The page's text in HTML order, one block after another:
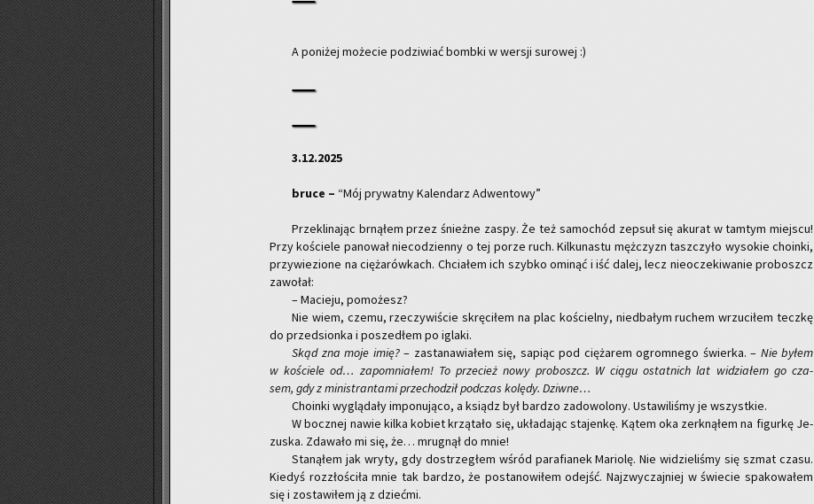
A po­ni­żej mo­że­cie po­dzi­wiać bomb­ki w wer­sji su­ro­wej :)
3.12.2025
bruce – “Mój pry­wat­ny Ka­len­darz Ad­wen­to­wy”
Prze­kli­na­jąc brną­łem przez śnież­ne zaspy. Że też sa­mo­chód ze­psuł się aku­rat w tam­tym miej­scu!
Przy ko­ście­le pa­no­wał nie­co­dzien­ny o tej porze ruch. Kil­ku­na­stu męż­czyzn tasz­czy­ło wy­so­kie cho­in­ki,
przy­wie­zio­ne na cię­ża­rów­kach. Chcia­łem ich szyb­ko omi­nąć i iść dalej, lecz nie­ocze­ki­wa­nie pro­boszcz
za­wo­łał:
– Ma­cie­ju, po­mo­żesz?
Nie wiem, czemu, rze­czy­wi­ście skrę­ci­łem na plac ko­ściel­ny, nie­dba­łym ru­chem wrzu­ci­łem tecz­kę
do przed­sion­ka i po­sze­dłem po igla­ki.
Skąd zna moje imię?– za­sta­na­wia­łem się, sa­piąc pod cię­ża­rem ogrom­ne­go świer­ka. – Nie byłem
w ko­ście­le od… za­po­mnia­łem! Toprze­cież nowy pro­boszcz. W ciągu ostat­nich lat wi­dzia­łem gocza­
sem, gdyz mi­ni­stran­ta­mi prze­cho­dził pod­czas ko­lę­dy. Dziw­ne…
Cho­in­ki wy­glą­da­ły im­po­nu­ją­co, a ksiądz był bar­dzo za­do­wo­lo­ny. Usta­wi­li­śmy je wszyst­kie.
W bocz­nej nawie kilka ko­biet krzą­ta­ło się, ukła­da­jąc sta­jen­kę. Kątem oka zer­k­ną­łem na fi­gur­kę Je­
zu­ska. Zda­wa­ło mi się, że… mru­gnął do mnie!
Sta­ną­łem jak wryty, gdy do­strze­głem wśród pa­ra­fia­nek Ma­rio­lę. Nie wi­dzie­li­śmy się szmat czasu.
Kie­dyś roz­zło­ści­ła mnie tak bar­dzo, że po­sta­no­wi­łem odejść. Naj­zwy­czaj­niej w świe­cie spa­ko­wa­łem
się i zo­sta­wi­łem ją z dzieć­mi.